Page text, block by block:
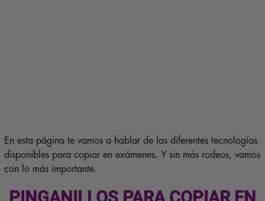
En esta página te vamos a hablar de las diferentes tecnologías
disponibles para copiar en exámenes. Y sin más rodeos, vamos
con lo más importante.